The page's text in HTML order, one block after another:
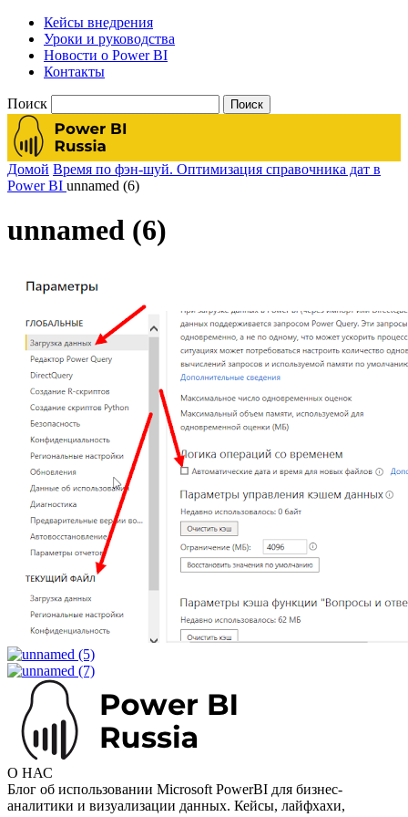
Кейсы внедрения
Уроки и руководства
Новости о Power BI
Контакты
Поиск
Домой Время по фэн-шуй. Оптимизация справочника дат в
Power BI unnamed (6)
unnamed (6)
О НАС
Блог об использовании Microsoft PowerBI для бизнес-
аналитики и визуализации данных. Кейсы, лайфхахи,